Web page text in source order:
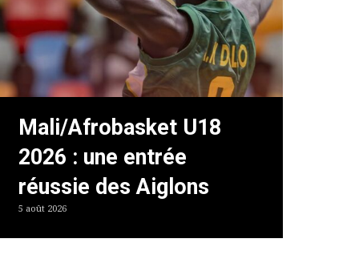
Mali/Afrobasket U18
2026 : une entrée
réussie des Aiglons
5 août 2026